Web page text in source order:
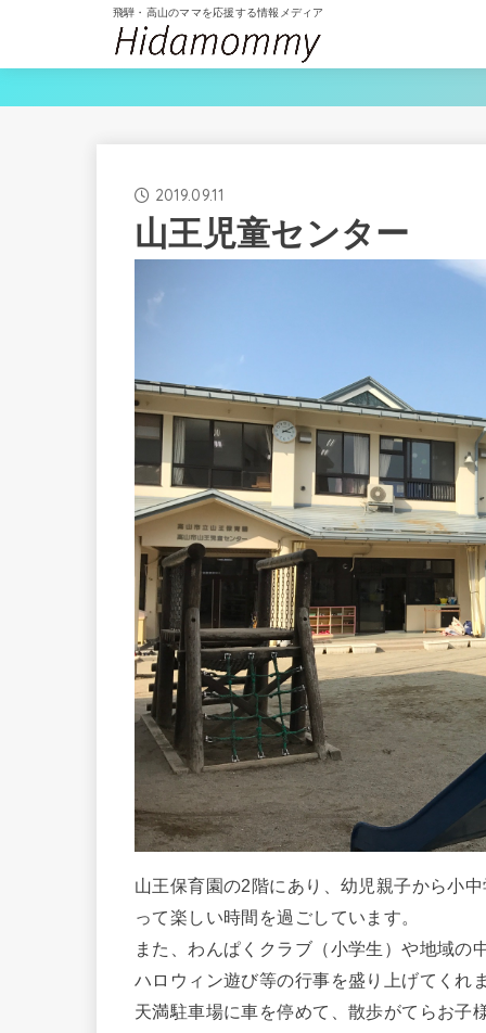
飛騨・高山のママを応援する情報メディア
2019.09.11
山王児童センター
山王保育園の2階にあり、幼児親子から小
って楽しい時間を過ごしています。
また、わんぱくクラブ（小学生）や地域の
ハロウィン遊び等の行事を盛り上げてくれ
天満駐車場に車を停めて、散歩がてらお子